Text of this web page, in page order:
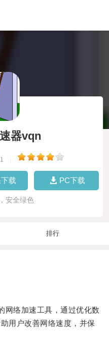
器vqn
载 PC下载
安全绿色
排行
络加速工具，通过优化数
用户改善网络速度，并保